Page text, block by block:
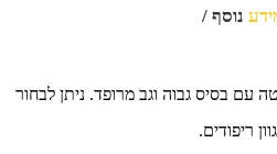
נוסף /
עם בסיס גבוה וגב מרופד. ניתן לבחור
ריפודים.